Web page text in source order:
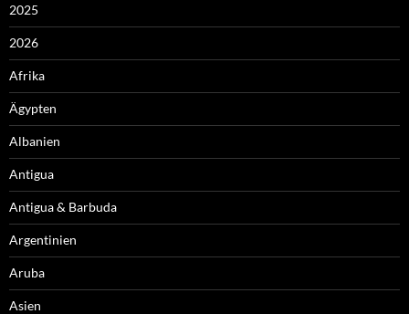
2025
2026
Afrika
Ägypten
Albanien
Antigua
Antigua & Barbuda
Argentinien
Aruba
Asien